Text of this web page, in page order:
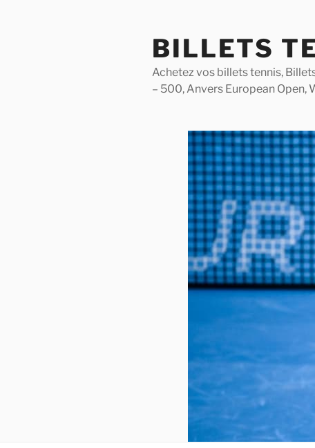
BILLETS
Achetez vos billets tennis,
– 500, Anvers European Open,